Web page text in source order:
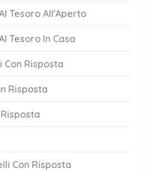
Tesoro All'Aperto
Tesoro In Casa
Con Risposta
Risposta
Con Risposta